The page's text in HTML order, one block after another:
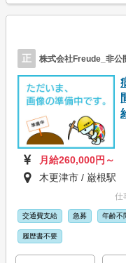
正 株式会社Freude_非公
月給260,000円～
木更津市 / 巌根駅
仕
交通費支給 急募 年齢不
履歴書不要